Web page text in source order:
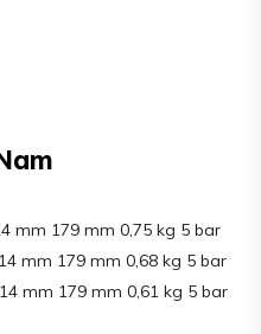
mm 179 mm 0,75 kg 5 bar
mm 179 mm 0,68 kg 5 bar
mm 179 mm 0,61 kg 5 bar